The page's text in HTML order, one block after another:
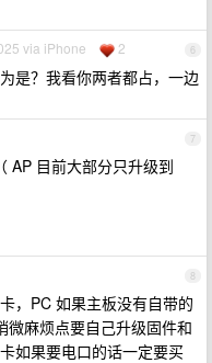
6
via iPhone 2
是？我看你两者都占，一边
7
AP 目前大部分只升级到
8
，PC 如果主板没有自带的
麻烦点要自己升级固件和
如果要电口的话一定要买